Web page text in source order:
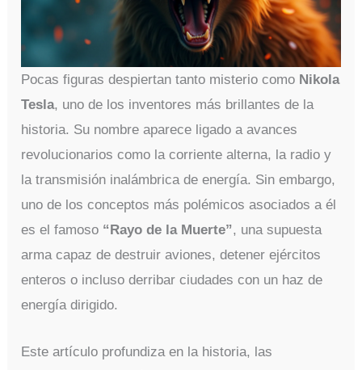
Pocas figuras despiertan tanto misterio como Nikola
Tesla, uno de los inventores más brillantes de la
historia. Su nombre aparece ligado a avances
revolucionarios como la corriente alterna, la radio y
la transmisión inalámbrica de energía. Sin embargo,
uno de los conceptos más polémicos asociados a él
es el famoso “Rayo de la Muerte”, una supuesta
arma capaz de destruir aviones, detener ejércitos
enteros o incluso derribar ciudades con un haz de
energía dirigido.
Este artículo profundiza en la historia, las